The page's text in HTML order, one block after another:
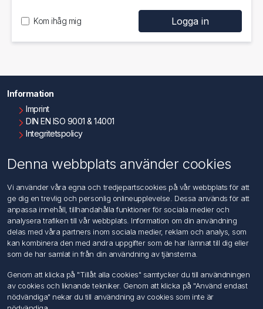
Kom ihåg mig
Information
Imprint
DIN EN ISO 9001 & 14001
Integritetspolicy
Kontakta oss
Kundtjänst
Sök
Mitt konto
Mina ordrar
Mina adresser
Denna webbplats använder cookies
Vi använder våra egna och tredjepartscookies på vår webbplats för att
ge dig en trevlig och personlig onlineupplevelse. Dessa används för att
anpassa innehåll, tillhandahålla funktioner för sociala medier och
analysera trafiken till vår webbplats. Information om din användning
delas med våra partners inom sociala medier, reklam och analys, som
kan kombinera den med andra uppgifter som de har lämnat till dig eller
som de har samlat in från din användning av tjänsterna.
Genom att klicka på "Tillåt alla cookies" samtycker du till användningen
av cookies och liknande tekniker. Genom att klicka på "Använd endast
nödvändiga" nekar du till användning av cookies som inte är